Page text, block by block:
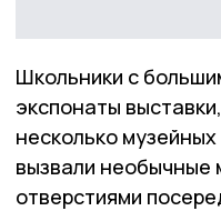
Школьники с
экспонаты
несколько
вызвали необычные
отверстиями